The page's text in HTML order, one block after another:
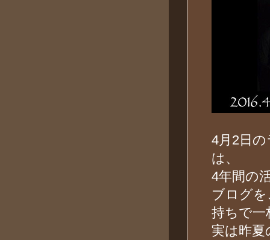
4月2日
は、
4年間の
ブログ
持ちで一
実は昨